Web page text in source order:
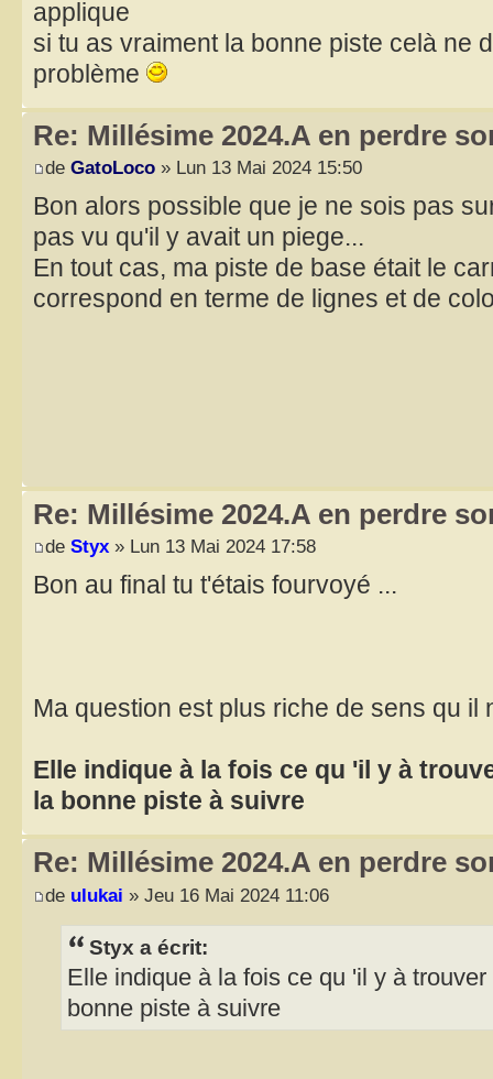
applique
si tu as vraiment la bonne piste celà ne
problème
Re: Millésime 2024.A en perdre
de GatoLoco » Lun 13 Mai 2024 15:50
Bon alors possible que je ne sois pas
pas vu qu'il y avait un piege...
En tout cas, ma piste de base était le
correspond en terme de lignes et de
Re: Millésime 2024.A en perdre
de Styx » Lun 13 Mai 2024 17:58
Bon au final tu t'étais fourvoyé ...
Ma question est plus riche de sens qu il
Elle indique à la fois ce qu 'il y à
la bonne piste à suivre
Re: Millésime 2024.A en perdre
de ulukai » Jeu 16 Mai 2024 11:06
Styx a écrit:
Elle indique à la fois ce qu 'il y à
bonne piste à suivre